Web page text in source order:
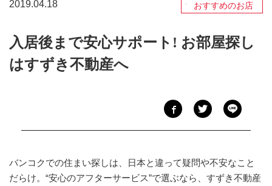
2019.04.18 おすすめのお店
入居後まで安心サポート! お部屋探し
はすずき不動産へ
バンコクでの住まい探しは、日本と違って疑問や不安なこと
だらけ。“安心のアフターサービス”で選ぶなら、すずき不動産